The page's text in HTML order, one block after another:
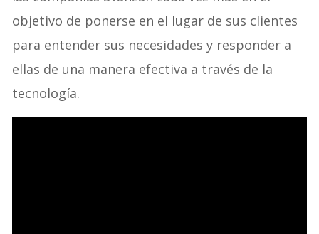
objetivo de ponerse en el lugar de sus clientes
para entender sus necesidades y responder a
ellas de una manera efectiva a través de la
tecnología.